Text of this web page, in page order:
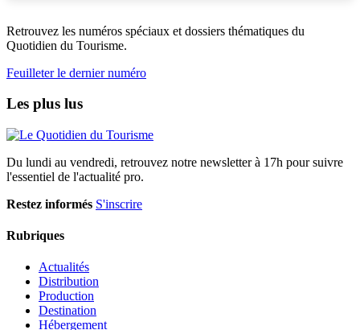
Retrouvez les numéros spéciaux et dossiers thématiques du
Quotidien du Tourisme.
Feuilleter le dernier numéro
Les plus lus
Du lundi au vendredi, retrouvez notre newsletter à 17h pour suivre
l'essentiel de l'actualité pro.
Restez informés S'inscrire
Rubriques
Actualités
Distribution
Production
Destination
Hébergement